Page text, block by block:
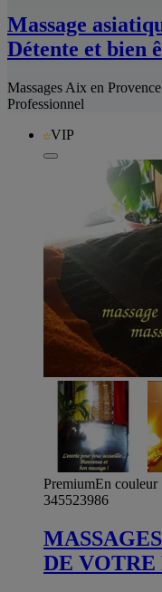
Massage
Détente et bien
Massages Aix en
Professionnel
VIP
PremiumEn couleur
345523986
DE VOTRE